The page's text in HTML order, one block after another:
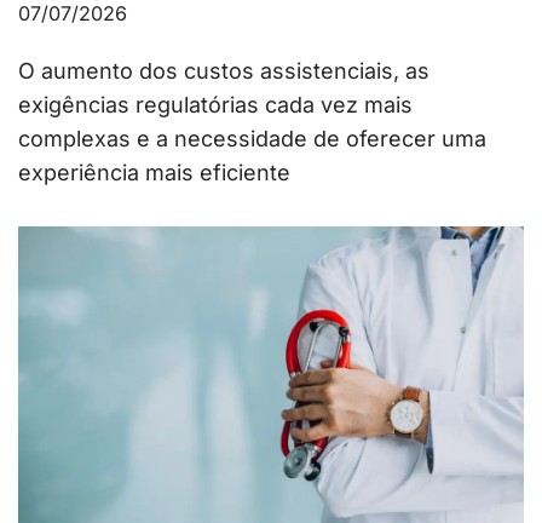
07/07/2026
O aumento dos custos assistenciais, as
exigências regulatórias cada vez mais
complexas e a necessidade de oferecer uma
experiência mais eficiente